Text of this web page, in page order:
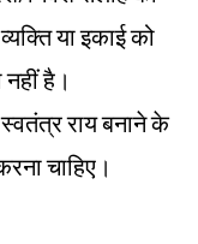
या इकाई को
है।
स्वतंत्र राय बनाने के
चाहिए।